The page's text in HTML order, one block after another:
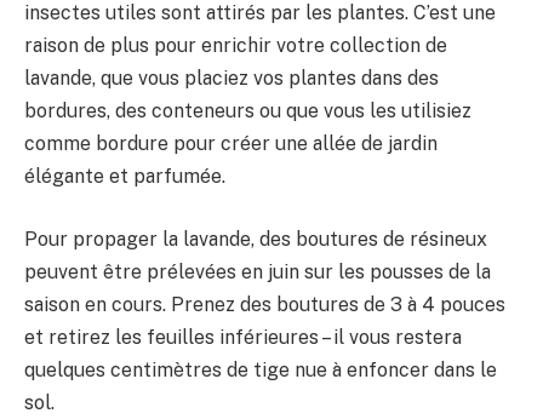
insectes utiles sont attirés par les plantes. C’est une
raison de plus pour enrichir votre collection de
lavande, que vous placiez vos plantes dans des
bordures, des conteneurs ou que vous les utilisiez
comme bordure pour créer une allée de jardin
élégante et parfumée.
Pour propager la lavande, des boutures de résineux
peuvent être prélevées en juin sur les pousses de la
saison en cours. Prenez des boutures de 3 à 4 pouces
et retirez les feuilles inférieures – il vous restera
quelques centimètres de tige nue à enfoncer dans le
sol.